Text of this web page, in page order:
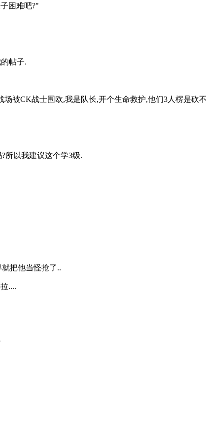
困难吧?"
帖子.
被CK战士围欧,我是队长,开个生命救护,他们3人楞是砍
所以我建议这个学3级.
把他当怪抢了..
....